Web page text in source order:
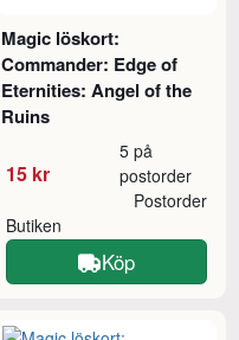
Magic löskort:
Commander: Edge of
Eternities: Angel of the
Ruins
15 kr
5 på
postorder
Butiken
Postorder
Köp